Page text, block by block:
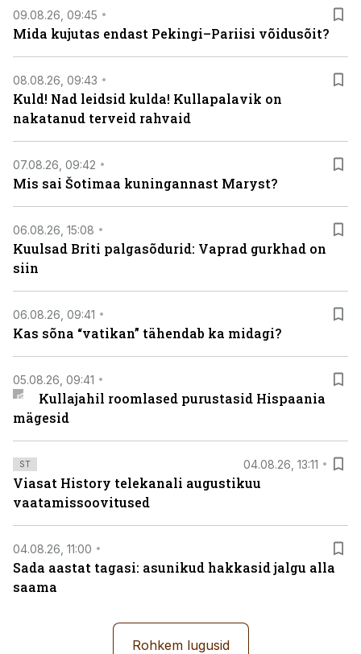
09.08.26, 09:45
Mida kujutas endast Pekingi–Pariisi võidusõit?
08.08.26, 09:43
Kuld! Nad leidsid kulda! Kullapalavik on
nakatanud terveid rahvaid
07.08.26, 09:42
Mis sai Šotimaa kuningannast Maryst?
06.08.26, 15:08
Kuulsad Briti palgasõdurid: Vaprad gurkhad on
siin
06.08.26, 09:41
Kas sõna “vatikan” tähendab ka midagi?
05.08.26, 09:41
Kullajahil roomlased purustasid Hispaania
mägesid
ST 04.08.26, 13:11
Viasat History telekanali augustikuu
vaatamissoovitused
04.08.26, 11:00
Sada aastat tagasi: asunikud hakkasid jalgu alla
saama
Rohkem lugusid